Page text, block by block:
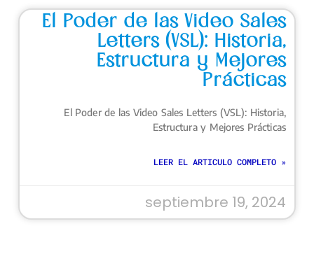
El Poder de las Video Sales
Letters (VSL): Historia,
Estructura y Mejores
Prácticas
El Poder de las Video Sales Letters (VSL): Historia,
Estructura y Mejores Prácticas
LEER EL ARTICULO COMPLETO »
septiembre 19, 2024